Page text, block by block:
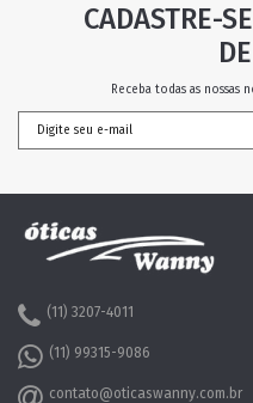
CADASTRE-
Receba todas as nossas
(11) 3207-4011
(11) 99315-9086
contato@oticaswanny.com.br